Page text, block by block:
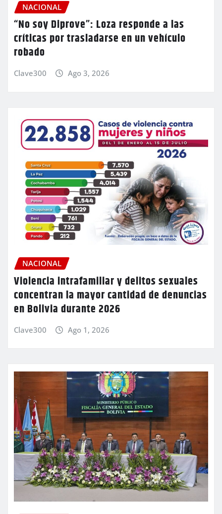
NACIONAL
“No soy Diprove”: Loza responde a las
críticas por trasladarse en un vehículo
robado
Clave300 Ago 3, 2026
NACIONAL
Violencia intrafamiliar y delitos sexuales
concentran la mayor cantidad de denuncias
en Bolivia durante 2026
Clave300 Ago 1, 2026